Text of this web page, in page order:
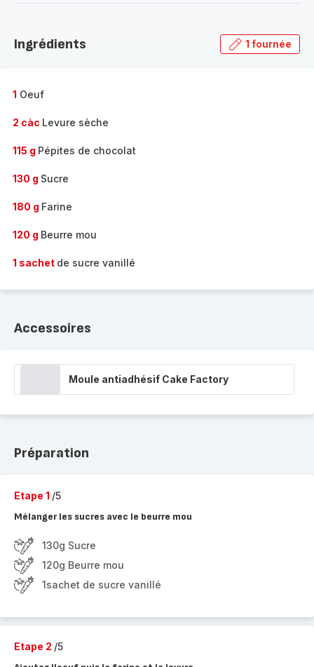
gamme
Ingrédients 1 fournée
1 Oeuf
2 càc Levure sèche
115 g Pépites de chocolat
130 g Sucre
180 g Farine
120 g Beurre mou
1 sachet de sucre vanillé
Accessoires
Moule antiadhésif Cake Factory
Préparation
Etape 1 /5
Mélanger les sucres avec le beurre mou
130g Sucre
120g Beurre mou
1sachet de sucre vanillé
Etape 2 /5